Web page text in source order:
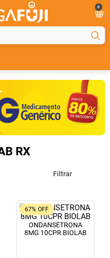
0
RX
Filtrar
67% OFF
ONDANSETRONA
8MG 10CPR BIOLAB